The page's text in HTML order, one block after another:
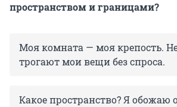
пространством и границами?
Моя комната — моя крепость.
трогают мои вещи без спроса.
Какое пространство? Я